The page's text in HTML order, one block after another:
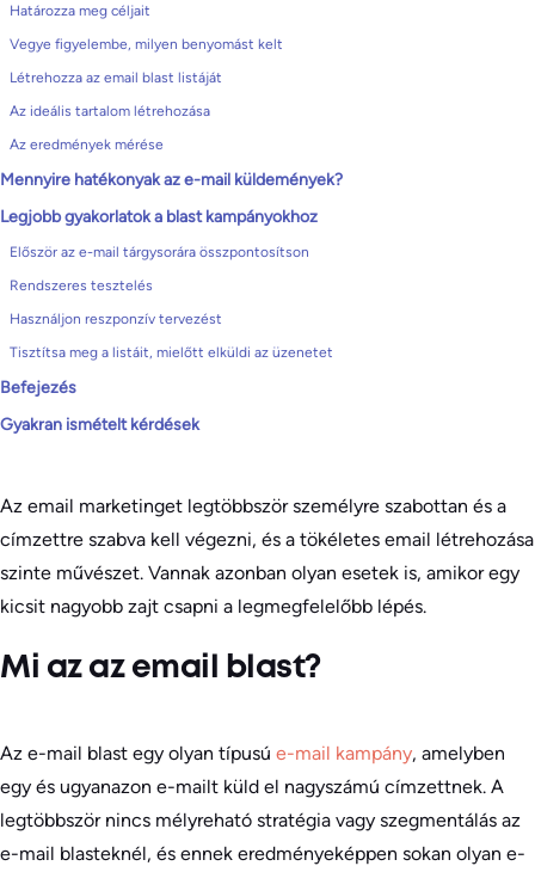
Határozza meg céljait
Vegye figyelembe, milyen benyomást kelt
Létrehozza az email blast listáját
Az ideális tartalom létrehozása
Az eredmények mérése
Mennyire hatékonyak az e-mail küldemények?
Legjobb gyakorlatok a blast kampányokhoz
Először az e-mail tárgysorára összpontosítson
Rendszeres tesztelés
Használjon reszponzív tervezést
Tisztítsa meg a listáit, mielőtt elküldi az üzenetet
Befejezés
Gyakran ismételt kérdések
Az email marketinget legtöbbször személyre szabottan és a
címzettre szabva kell végezni, és a tökéletes email létrehozása
szinte művészet. Vannak azonban olyan esetek is, amikor egy
kicsit nagyobb zajt csapni a legmegfelelőbb lépés.
Mi az az email blast?
Az e-mail blast egy olyan típusú e-mail kampány, amelyben
egy és ugyanazon e-mailt küld el nagyszámú címzettnek. A
legtöbbször nincs mélyreható stratégia vagy szegmentálás az
e-mail blasteknél, és ennek eredményeképpen sokan olyan e-